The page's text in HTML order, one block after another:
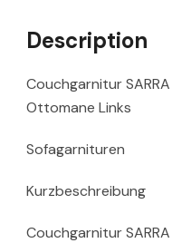
Description
Couchgarnitur
Ottomane Links
Sofagarnituren
Kurzbeschreibung
Couchgarnitur